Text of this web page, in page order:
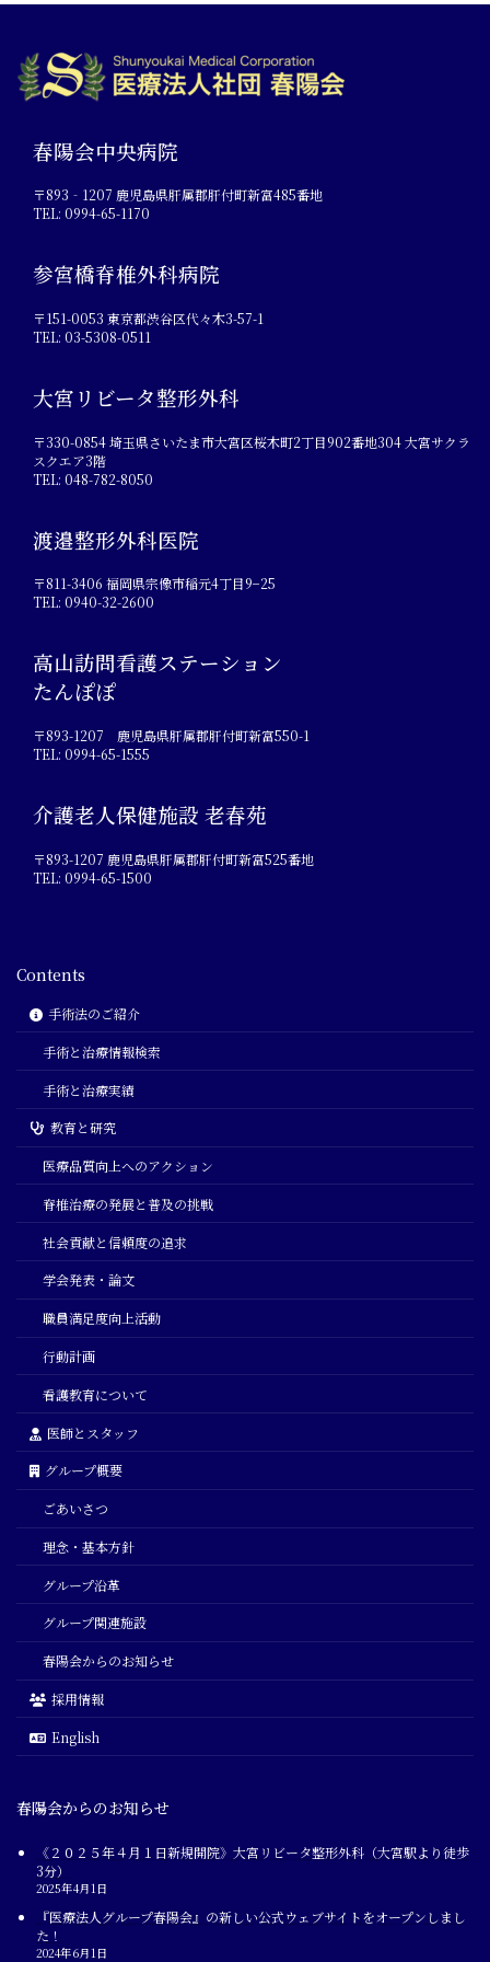
春陽会中央病院
〒893‐1207 鹿児島県肝属郡肝付町新富485番地
TEL: 0994-65-1170
参宮橋脊椎外科病院
〒151-0053 東京都渋谷区代々木3-57-1
TEL: 03-5308-0511
大宮リビータ整形外科
〒330-0854 埼玉県さいたま市大宮区桜木町2丁目902番地304 大宮サクラ
スクエア3階
TEL: 048-782-8050
渡邉整形外科医院
〒811-3406 福岡県宗像市稲元4丁目9−25
TEL: 0940-32-2600
高山訪問看護ステーション
たんぽぽ
〒893-1207 鹿児島県肝属郡肝付町新富550-1
TEL: 0994-65-1555
介護老人保健施設 老春苑
〒893-1207 鹿児島県肝属郡肝付町新富525番地
TEL: 0994-65-1500
Contents
手術法のご紹介
手術と治療情報検索
手術と治療実績
教育と研究
医療品質向上へのアクション
脊椎治療の発展と普及の挑戦
社会貢献と信頼度の追求
学会発表・論文
職員満足度向上活動
行動計画
看護教育について
医師とスタッフ
グループ概要
ごあいさつ
理念・基本方針
グループ沿革
グループ関連施設
春陽会からのお知らせ
採用情報
English
春陽会からのお知らせ
《２０２５年４月１日新規開院》大宮リビータ整形外科（大宮駅より徒歩
3分）
2025年4月1日
『医療法人グループ春陽会』の新しい公式ウェブサイトをオープンしまし
た！
2024年6月1日